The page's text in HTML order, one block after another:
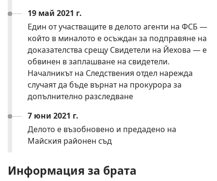
19 май 2021 г.
Един от участващите в делото агенти на ФСБ —
който в миналото е осъждан за подправяне на
доказателства срещу Свидетели на Йехова — е
обвинен в заплашване на свидетели.
Началникът на Следствения отдел нарежда
случаят да бъде върнат на прокурора за
допълнително разследване
7 юни 2021 г.
Делото е възобновено и предадено на
Майския районен съд
Информация за брата